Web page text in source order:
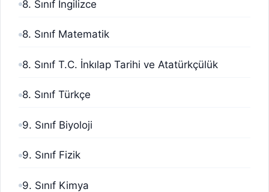
8. Sınıf İngilizce
8. Sınıf Matematik
8. Sınıf T.C. İnkılap Tarihi ve Atatürkçülük
8. Sınıf Türkçe
9. Sınıf Biyoloji
9. Sınıf Fizik
9. Sınıf Kimya